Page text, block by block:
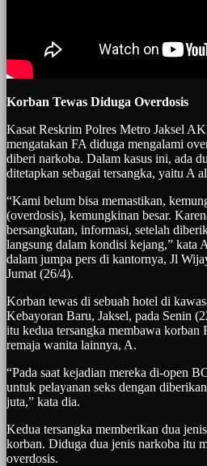
Korban Tewas Diduga Overdosis
Kasat Reskrim Polres Metro Jaksel
mengatakan FA diduga mengalami
diberi narkoba. Dalam kasus ini, ada
ditetapkan sebagai tersangka, yaitu A
“Kami belum bisa memastikan,
(overdosis), kemungkinan besar.
bersangkutan, informasi, setelah
langsung dalam kondisi kejang,” kata
dalam jumpa pers di kantornya, Jl
Jumat (26/4).
Korban tewas di sebuah hotel di
Kebayoran Baru, Jaksel, pada Senin
itu kedua tersangka membawa korban
remaja wanita lainnya, A.
“Pada saat kejadian mereka di-open
untuk pelayanan seks dengan
juta,” kata dia.
Kedua tersangka memberikan dua
korban. Diduga dua jenis narkoba itu
overdosis.